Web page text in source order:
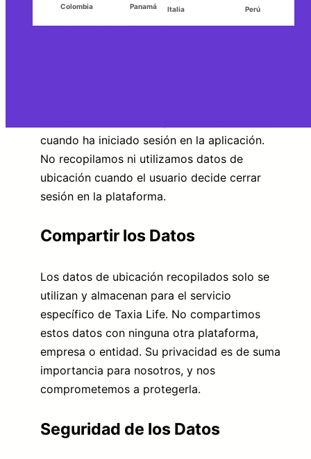
Los datos de ubicación se utilizan
cuando ha iniciado sesión en la aplicación.
No recopilamos ni utilizamos datos de
ubicación cuando el usuario decide cerrar
sesión en la plataforma.
Compartir los Datos
Los datos de ubicación recopilados solo se
utilizan y almacenan para el servicio
específico de Taxia Life. No compartimos
estos datos con ninguna otra plataforma,
empresa o entidad. Su privacidad es de suma
importancia para nosotros, y nos
comprometemos a protegerla.
Seguridad de los Datos
Colombia Panamá Italia Perú